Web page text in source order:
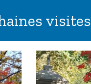
visites